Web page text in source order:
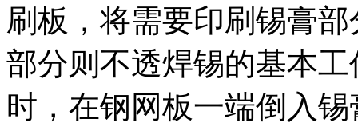
刷板，将需要印刷锡膏
部分则不透焊锡的基本
时，在钢网板一端倒入